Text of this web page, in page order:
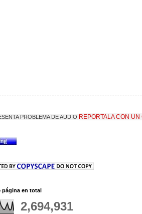
PROBLEMA DE AUDIO REPORTALA CON UN
página en total
2,694,931